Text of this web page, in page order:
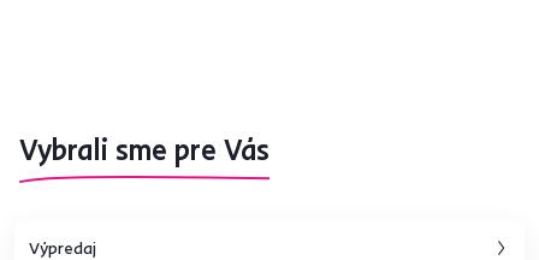
Vybrali sme pre Vás
Výpredaj